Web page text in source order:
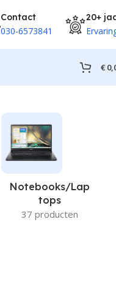
Contact
030-6573841
20+
€
Notebooks/Lap
Tops
37 producten